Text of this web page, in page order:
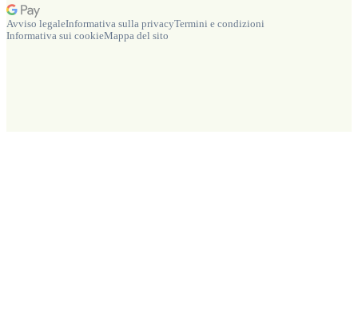
Avviso legaleInformativa sulla privacyTermini e condizioni
Informativa sui cookieMappa del sito